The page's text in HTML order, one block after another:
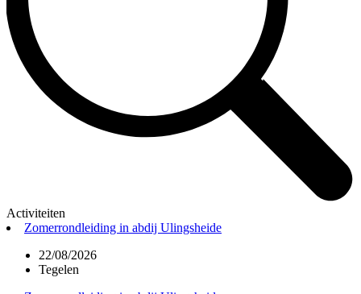
Activiteiten
Zomerrondleiding in abdij Ulingsheide
22/08/2026
Tegelen